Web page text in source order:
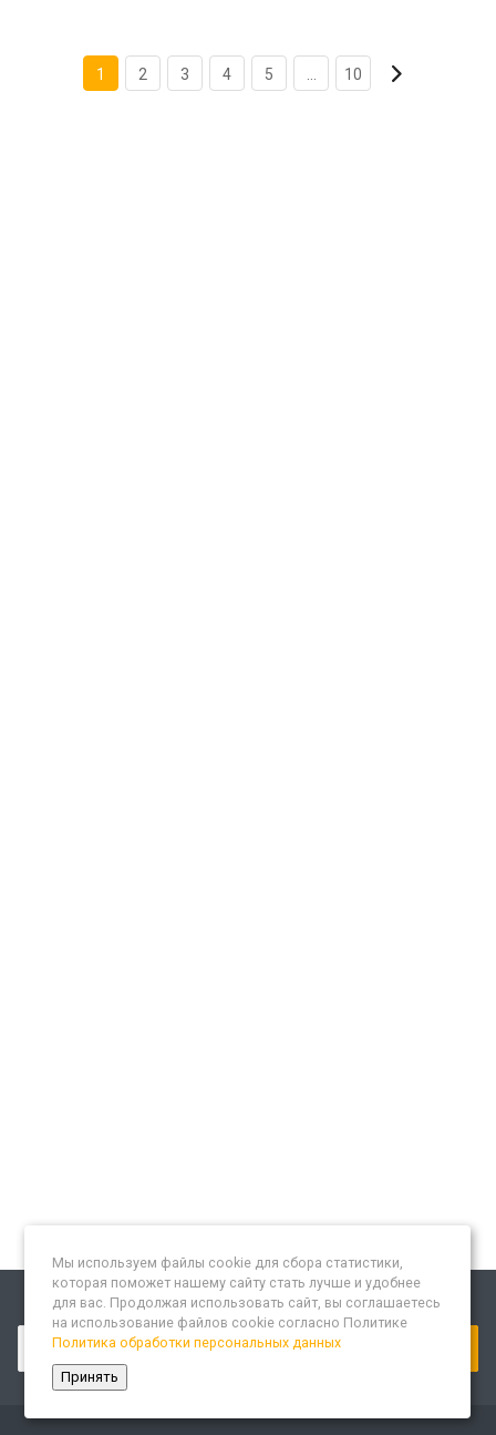
1 2 3 4 5 ... 10
Подписывайтесь на новости и акции:
Мы используем файлы cookie для сбора статистики,
которая поможет нашему сайту стать лучше и удобнее
для вас. Продолжая использовать сайт, вы соглашаетесь
на использование файлов cookie согласно Политике
Политика обработки персональных данных
Принять